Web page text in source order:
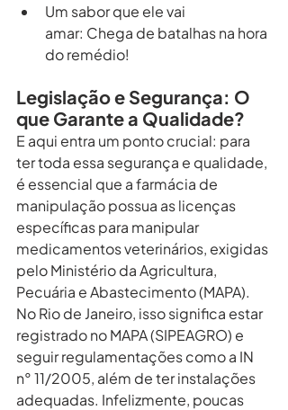
Um sabor que ele vai
amar: Chega de batalhas na hora
do remédio!
Legislação e Segurança: O
que Garante a Qualidade?
E aqui entra um ponto crucial: para
ter toda essa segurança e qualidade,
é essencial que a farmácia de
manipulação possua as licenças
específicas para manipular
medicamentos veterinários, exigidas
pelo Ministério da Agricultura,
Pecuária e Abastecimento (MAPA).
No Rio de Janeiro, isso significa estar
registrado no MAPA (SIPEAGRO) e
seguir regulamentações como a IN
n° 11/2005, além de ter instalações
adequadas. Infelizmente, poucas